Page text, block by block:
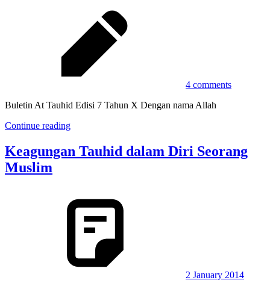
4 comments
Buletin At Tauhid Edisi 7 Tahun X Dengan nama Allah
Continue reading
Keagungan Tauhid dalam Diri Seorang
Muslim
2 January 2014